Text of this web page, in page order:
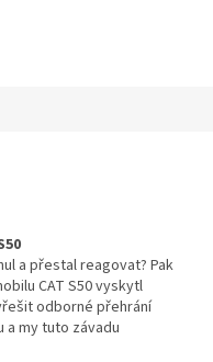
a přestal reagovat? Pak
CAT S50 vyskytl
odborné přehrání
a my tuto závadu